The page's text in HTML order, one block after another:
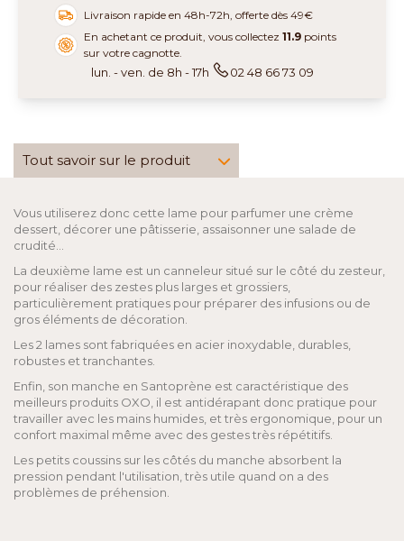
Livraison rapide en 48h-72h, offerte dès 49€
En achetant ce produit, vous collectez11.9 points
sur votre cagnotte.
lun. - ven. de 8h - 17h 02 48 66 73 09
Tout savoir sur le produit
Vous utiliserez donc cette lame pour parfumer une crème
dessert, décorer une pâtisserie, assaisonner une salade de
crudité...
La deuxième lame est un canneleur situé sur le côté du zesteur,
pour réaliser des zestes plus larges et grossiers,
particulièrement pratiques pour préparer des infusions ou de
gros éléments de décoration.
Les 2 lames sont fabriquées en acier inoxydable, durables,
robustes et tranchantes.
Enfin, son manche en Santoprène est caractéristique des
meilleurs produits OXO, il est antidérapant donc pratique pour
travailler avec les mains humides, et très ergonomique, pour un
confort maximal même avec des gestes très répétitifs.
Les petits coussins sur les côtés du manche absorbent la
pression pendant l'utilisation, très utile quand on a des
problèmes de préhension.